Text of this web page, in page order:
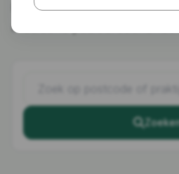
Kwakel voor
medische